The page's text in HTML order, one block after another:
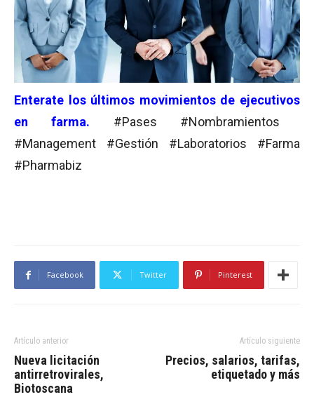
Enterate los últimos movimientos de ejecutivos
en farma. #Pases #Nombramientos
#Management #Gestión #Laboratorios #Farma
#Pharmabiz
Facebook Twitter Pinterest
Artículo anterior
Nueva licitación
antirretrovirales,
Biotoscana
Artículo siguiente
Precios, salarios, tarifas,
etiquetado y más